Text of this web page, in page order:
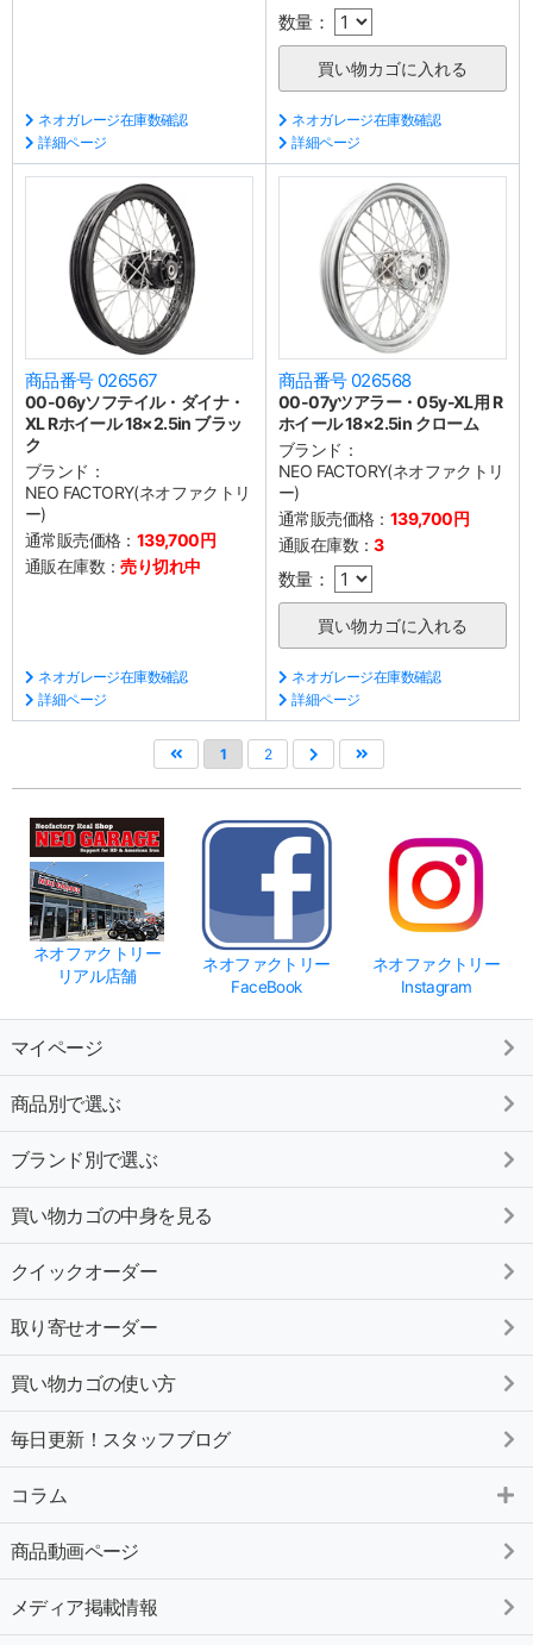
ネオガレージ在庫数確認
詳細ページ
数量：
ネオガレージ在庫数確認
詳細ページ
商品番号 026567
00-06yソフテイル・ダイナ・
XL Rホイール 18×2.5in ブラッ
ク
ブランド：
NEO FACTORY(ネオファクトリ
ー)
通常販売価格： 139,700円
通販在庫数：売り切れ中
ネオガレージ在庫数確認
詳細ページ
商品番号 026568
00-07yツアラー・05y-XL用 R
ホイール 18×2.5in クローム
ブランド：
NEO FACTORY(ネオファクトリ
ー)
通常販売価格： 139,700円
通販在庫数：3
数量：
ネオガレージ在庫数確認
詳細ページ
1 2
ネオファクトリー
リアル店舗
ネオファクトリー
FaceBook
ネオファクトリー
Instagram
マイページ
商品別で選ぶ
ブランド別で選ぶ
買い物カゴの中身を見る
クイックオーダー
取り寄せオーダー
買い物カゴの使い方
毎日更新！スタッフブログ
コラム
商品動画ページ
メディア掲載情報